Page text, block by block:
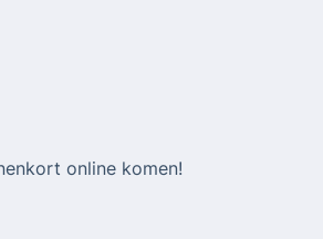
online komen!